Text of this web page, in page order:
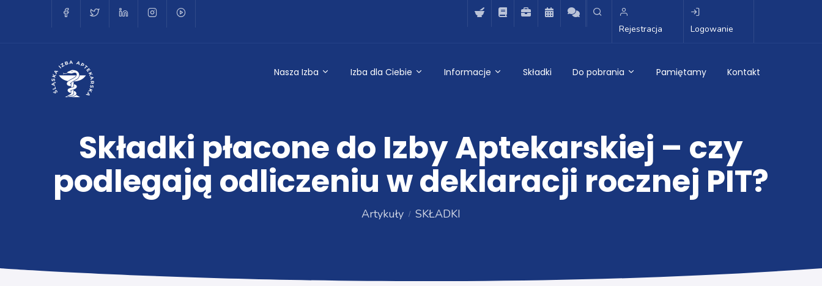
Rejestracja Logowanie
Nasza Izba Izba dla Ciebie Informacje Składki Do pobrania Pamiętamy Kontakt
Składki płacone do Izby Aptekarskiej – czy
podlegają odliczeniu w deklaracji rocznej PIT?
Artykuły SKŁADKI